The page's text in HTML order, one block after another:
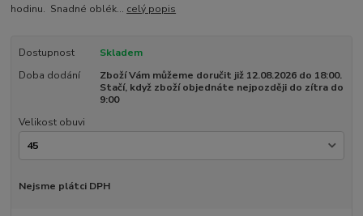
hodinu. Snadné oblék... celý popis
Dostupnost
Skladem
Doba dodání
Zboží Vám můžeme doručit již 12.08.2026 do 18:00.
Stačí, když zboží objednáte nejpozději do zítra do
9:00
Velikost obuvi
Nejsme plátci DPH